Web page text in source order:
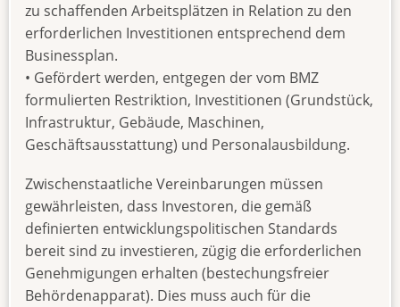
zu schaffenden Arbeitsplätzen in Relation zu den
erforderlichen Investitionen entsprechend dem
Businessplan.
• Gefördert werden, entgegen der vom BMZ
formulierten Restriktion, Investitionen (Grundstück,
Infrastruktur, Gebäude, Maschinen,
Geschäftsausstattung) und Personalausbildung.
Zwischenstaatliche Vereinbarungen müssen
gewährleisten, dass Investoren, die gemäß
definierten entwicklungspolitischen Standards
bereit sind zu investieren, zügig die erforderlichen
Genehmigungen erhalten (bestechungsfreier
Behördenapparat). Dies muss auch für die